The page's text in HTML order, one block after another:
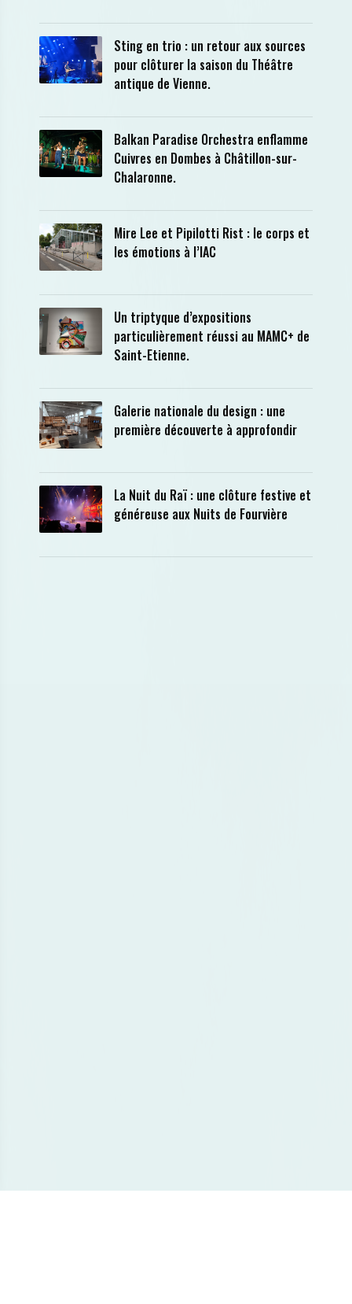
Sting en trio : un retour aux sources
pour clôturer la saison du Théâtre
antique de Vienne.
Balkan Paradise Orchestra enflamme
Cuivres en Dombes à Châtillon-sur-
Chalaronne.
Mire Lee et Pipilotti Rist : le corps et
les émotions à l’IAC
Un triptyque d’expositions
particulièrement réussi au MAMC+ de
Saint-Etienne.
Galerie nationale du design : une
première découverte à approfondir
La Nuit du Raï : une clôture festive et
généreuse aux Nuits de Fourvière